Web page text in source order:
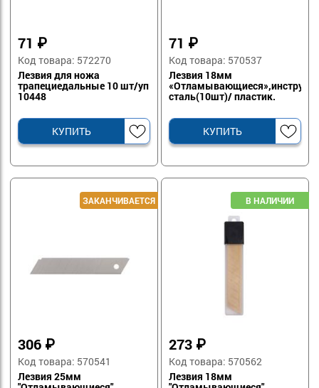
71 ₽
Код товара: 572270
Лезвия для ножа
трапециедальные 10 шт/уп
10448
КУПИТЬ
71 ₽
Код товара: 570537
Лезвия 18мм
сталь(10шт)/ пластик.
КУПИТЬ
306 ₽
Код товара: 570541
Лезвия 25мм
273 ₽
Код товара: 570562
Лезвия 18мм